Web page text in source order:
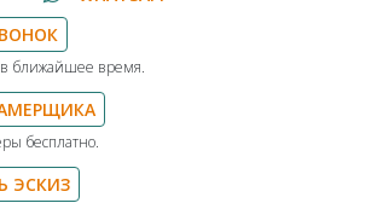
ближайшее время.
бесплатно.
ЭСКИЗ